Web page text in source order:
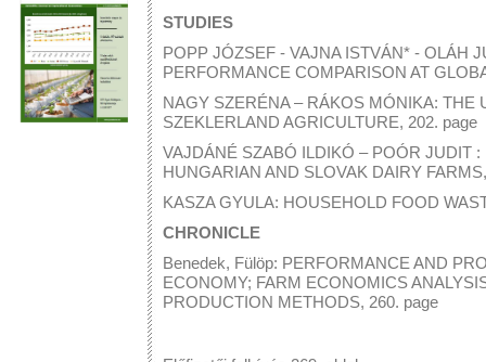
STUDIES
POPP JÓZSEF - VAJNA ISTVÁN* - OLÁH
PERFORMANCE COMPARISON AT
NAGY SZERÉNA – RÁKOS MÓNIKA: THE
SZEKLERLAND AGRICULTURE, 202. page
VAJDÁNÉ SZABÓ ILDIKÓ – POÓR JUDIT
HUNGARIAN AND SLOVAK DAIRY
KASZA GYULA: HOUSEHOLD FOOD
CHRONICLE
Benedek, Fülöp: PERFORMANCE AND
ECONOMY; FARM ECONOMICS
PRODUCTION METHODS, 260. page